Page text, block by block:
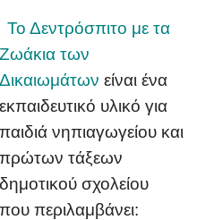
Το Δεντρόσπιτο με τα
Ζωάκια των
Δικαιωμάτων είναι ένα
εκπαιδευτικό υλικό για
παιδιά νηπιαγωγείου και
πρώτων τάξεων
δημοτικού σχολείου
που περιλαμβάνει: